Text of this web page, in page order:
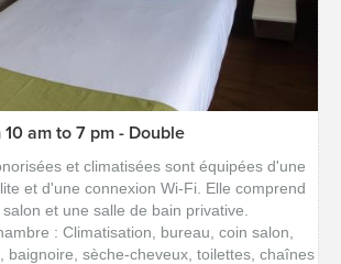
10 am to 7 pm - Double
et climatisées sont équipées d'une
et d'une connexion Wi-Fi. Elle comprend
et une salle de bain privative.
: Climatisation, bureau, coin salon,
baignoire, sèche-cheveux, toilettes, chaînes